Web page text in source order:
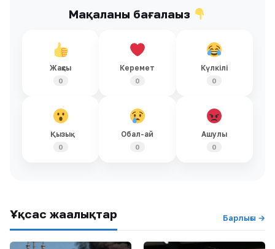
Мақаланы бағалаңыз
Жақсы
0
Керемет
0
Күлкілі
0
Қызық
0
Обал-ай
0
Ашулы
0
Ұқсас жаңалықтар Барлығы →